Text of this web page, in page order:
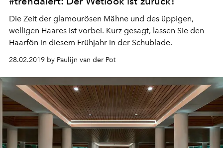
Die Zeit der glamourösen Mähne und des üppigen,
welligen Haares ist vorbei. Kurz gesagt, lassen Sie den
Haarfön in diesem Frühjahr in der Schublade.
28.02.2019 by Paulijn van der Pot